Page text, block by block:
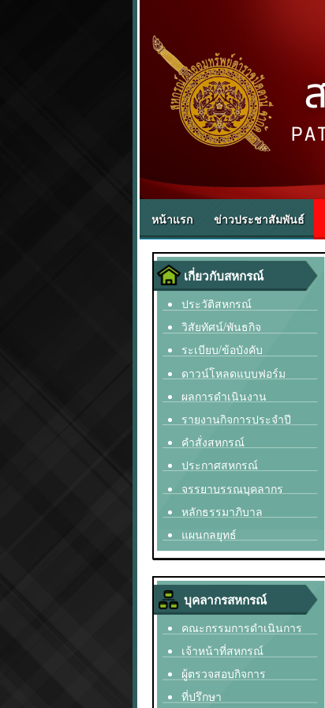
หน้าแรก ข่าวประชาสัมพันธ์
เกี่ยวกับสหกรณ์
ประวัติสหกรณ์
วิสัยทัศน์/พันธกิจ
ระเบียบ/ข้อบังคับ
ดาวน์โหลดแบบฟอร์ม
ผลการดำเนินงาน
รายงานกิจการประจำปี
คำสั่งสหกรณ์
ประกาศสหกรณ์
จรรยาบรรณบุคลากร
หลักธรรมาภิบาล
แผนกลยุทธ์
บุคลากรสหกรณ์
คณะกรรมการดำเนินการ
เจ้าหน้าที่สหกรณ์
ผู้ตรวจสอบกิจการ
ที่ปรึกษา